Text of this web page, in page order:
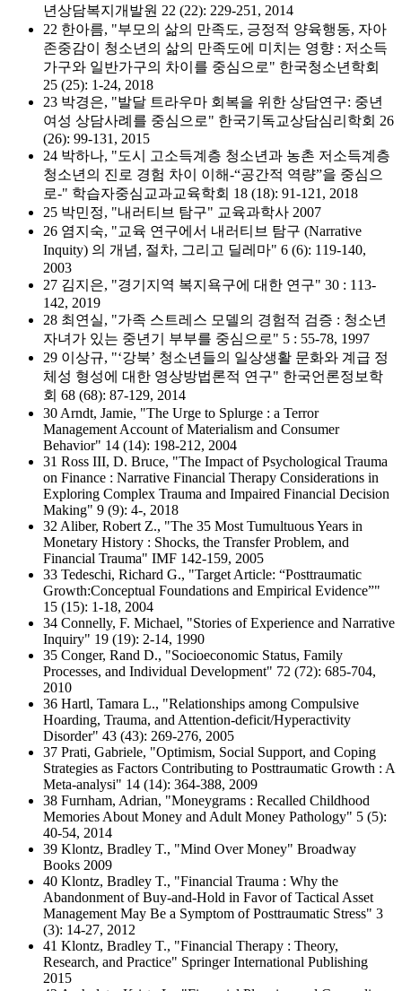
년상담복지개발원 22 (22): 229-251, 2014
22 한아름, "부모의 삶의 만족도, 긍정적 양육행동, 자아
존중감이 청소년의 삶의 만족도에 미치는 영향 : 저소득
가구와 일반가구의 차이를 중심으로" 한국청소년학회
25 (25): 1-24, 2018
23 박경은, "발달 트라우마 회복을 위한 상담연구: 중년
여성 상담사례를 중심으로" 한국기독교상담심리학회 26
(26): 99-131, 2015
24 박하나, "도시 고소득계층 청소년과 농촌 저소득계층
청소년의 진로 경험 차이 이해-“공간적 역량”을 중심으
로-" 학습자중심교과교육학회 18 (18): 91-121, 2018
25 박민정, "내러티브 탐구" 교육과학사 2007
26 염지숙, "교육 연구에서 내러티브 탐구 (Narrative
Inquity) 의 개념, 절차, 그리고 딜레마" 6 (6): 119-140,
2003
27 김지은, "경기지역 복지욕구에 대한 연구" 30 : 113-
142, 2019
28 최연실, "가족 스트레스 모델의 경험적 검증 : 청소년
자녀가 있는 중년기 부부를 중심으로" 5 : 55-78, 1997
29 이상규, "‘강북’ 청소년들의 일상생활 문화와 계급 정
체성 형성에 대한 영상방법론적 연구" 한국언론정보학
회 68 (68): 87-129, 2014
30 Arndt, Jamie, "The Urge to Splurge : a Terror
Management Account of Materialism and Consumer
Behavior" 14 (14): 198-212, 2004
31 Ross III, D. Bruce, "The Impact of Psychological Trauma
on Finance : Narrative Financial Therapy Considerations in
Exploring Complex Trauma and Impaired Financial Decision
Making" 9 (9): 4-, 2018
32 Aliber, Robert Z., "The 35 Most Tumultuous Years in
Monetary History : Shocks, the Transfer Problem, and
Financial Trauma" IMF 142-159, 2005
33 Tedeschi, Richard G., "Target Article: “Posttraumatic
Growth:Conceptual Foundations and Empirical Evidence”"
15 (15): 1-18, 2004
34 Connelly, F. Michael, "Stories of Experience and Narrative
Inquiry" 19 (19): 2-14, 1990
35 Conger, Rand D., "Socioeconomic Status, Family
Processes, and Individual Development" 72 (72): 685-704,
2010
36 Hartl, Tamara L., "Relationships among Compulsive
Hoarding, Trauma, and Attention-deficit/Hyperactivity
Disorder" 43 (43): 269-276, 2005
37 Prati, Gabriele, "Optimism, Social Support, and Coping
Strategies as Factors Contributing to Posttraumatic Growth : A
Meta-analysi" 14 (14): 364-388, 2009
38 Furnham, Adrian, "Moneygrams : Recalled Childhood
Memories About Money and Adult Money Pathology" 5 (5):
40-54, 2014
39 Klontz, Bradley T., "Mind Over Money" Broadway
Books 2009
40 Klontz, Bradley T., "Financial Trauma : Why the
Abandonment of Buy-and-Hold in Favor of Tactical Asset
Management May Be a Symptom of Posttraumatic Stress" 3
(3): 14-27, 2012
41 Klontz, Bradley T., "Financial Therapy : Theory,
Research, and Practice" Springer International Publishing
2015